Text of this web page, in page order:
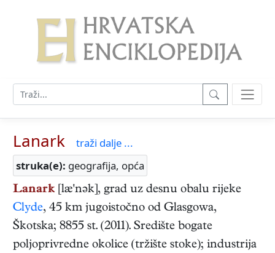
Lanark
traži dalje ...
struka(e): geografija, opća
Lanark [læ'nək], grad uz desnu obalu rijeke
Clyde, 45 km jugoistočno od Glasgowa,
Škotska; 8855 st. (2011). Središte bogate
poljoprivredne okolice (tržište stoke); industrija